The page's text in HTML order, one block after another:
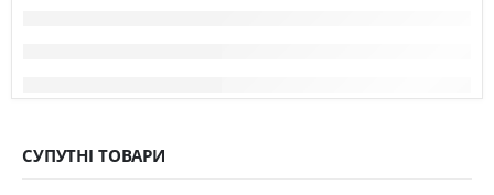
СУПУТНІ ТОВАРИ